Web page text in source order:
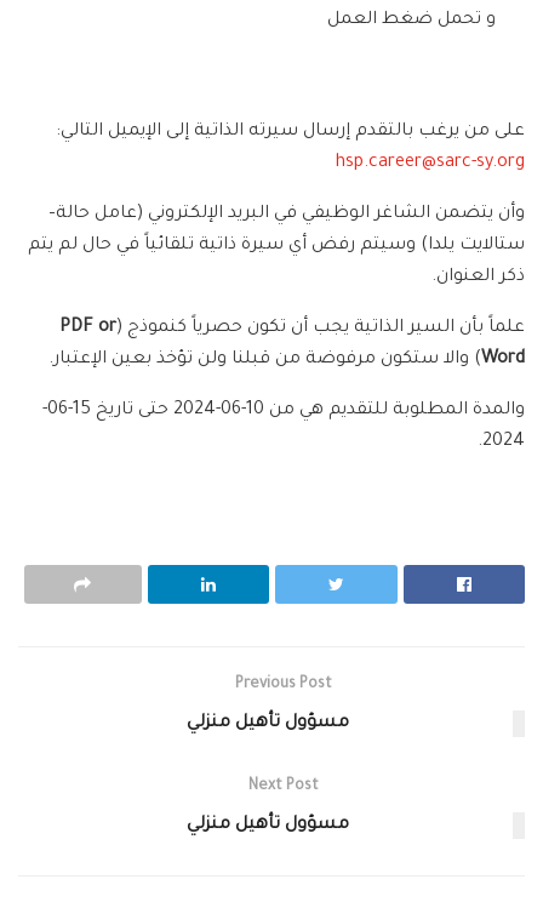
و تحمل ضغط العمل
على من يرغب بالتقدم إرسال سيرته الذاتية إلى الإيميل التالي:
hsp.career@sarc-sy.org
وأن يتضمن الشاغر الوظيفي في البريد الإلكتروني (عامل حالة–
ستالايت يلدا) وسيتم رفض أي سيرة ذاتية تلقائياً في حال لم يتم
ذكر العنوان.
علماً بأن السير الذاتية يجب أن تكون حصرياً كنموذج (PDF or
Word) والا ستكون مرفوضة من قبلنا ولن تؤخذ بعين الإعتبار.
والمدة المطلوبة للتقديم هي من 10-06-2024 حتى تاريخ
15-06-
2024.
Previous Post
مسؤول تأهيل منزلي
Next Post
مسؤول تأهيل منزلي